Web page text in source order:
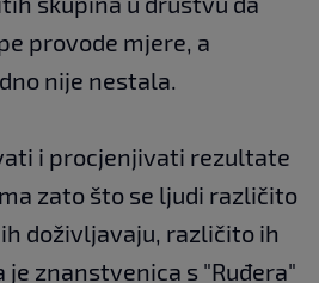
provode mjere, a
nije nestala.
i procjenjivati rezultate
zato što se ljudi različito
doživljavaju, različito ih
je znanstvenica s "Ruđera"